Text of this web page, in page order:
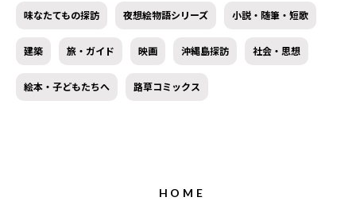
味なたてもの探訪 夜想絵物語シリーズ 小説・随筆・短歌
建築 旅・ガイド 映画 沖縄島探訪 社会・思想
絵本・子どもたちへ 路草コミックス
HOME